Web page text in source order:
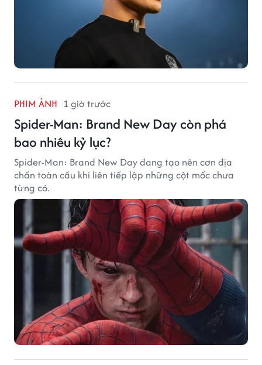
PHIM ẢNH 1 giờ trước
Spider-Man: Brand New Day còn phá
bao nhiêu kỷ lục?
Spider-Man: Brand New Day đang tạo nên cơn địa
chấn toàn cầu khi liên tiếp lập những cột mốc chưa
từng có.